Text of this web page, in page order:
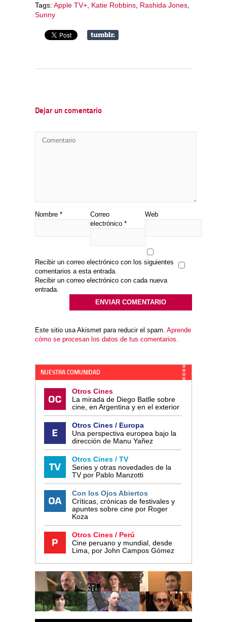
Tags: Apple TV+ Katie Robbins Rashida Jones
Sunny
Dejar un comentario
Nombre *
Correo
electrónico *
Web
Recibir un correo electrónico con los siguientes
comentarios a esta entrada.
Recibir un correo electrónico con cada nueva
entrada.
Este sitio usa Akismet para reducir el spam. Aprende
cómo se procesan los datos de tus comentarios.
NUESTRA COMUNIDAD
Otros Cines
La mirada de Diego Batlle sobre
cine, en Argentina y en el exterior
Otros Cines / Europa
Una perspectiva europea bajo la
dirección de Manu Yañez
Otros Cines / TV
Series y otras novedades de la
TV por Pablo Manzotti
Con los Ojos Abiertos
Críticas, crónicas de festivales y
apuntes sobre cine por Roger
Koza
Otros Cines / Perú
Cine peruano y mundial, desde
Lima, por John Campos Gómez